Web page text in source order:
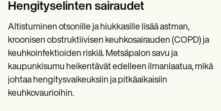
Hengityselinten sairaudet
Altistuminen otsonille ja hiukkasille lisää astman,
kroonisen obstruktiivisen keuhkosairauden (COPD) ja
keuhkoinfektioiden riskiä. Metsäpalon savu ja
kaupunkisumu heikentävät edelleen ilmanlaatua, mikä
johtaa hengitysvaikeuksiin ja pitkäaikaisiin
keuhkovaurioihin.